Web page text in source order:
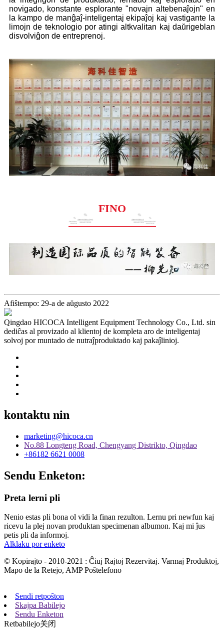
novigado, konstante esplorante "novajn altebenaĵojn" en
la kampo de manĝaĵ-inteligentaj ekipaĵoj kaj vastigante la
limojn de teknologio por atingi altkvalitan kaj daŭrigeblan
disvolviĝon de entreprenoj.
FINO
Afiŝtempo: 29-a de aŭgusto 2022
Qingdao HICOCA Intelligent Equipment Technology Co., Ltd. sin
dediĉas al provizado al klientoj de kompleta aro de inteligentaj
solvoj por muntado de nutraĵproduktado kaj pakaĵlinioj.
kontaktu nin
marketing@hicoca.cn
No.88 Longteng Road, Chengyang Distrikto, Qingdao
+86182 6621 0008
Sendu Enketon:
Preta lerni pli
Nenio estas pli bona ol vidi la finan rezulton. Lernu pri newfun kaj
ricevu la plej novan produktan specimenan albumon. Kaj mi ĵus
petis pli da informoj.
Alklaku por enketo
© Kopirajto - 2010-2021 : Ĉiuj Rajtoj Rezervitaj. Varmaj Produktoj,
Mapo de la Retejo, AMP Poŝtelefono
Sendi retpoŝton
Skajpa Babilejo
Sendu Enketon
Retbabilejo关闭